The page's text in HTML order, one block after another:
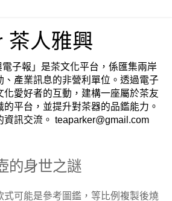
茶人雅興
電子報」是茶文化平台，係匯集兩岸
、產業訊息的非營利單位。透過電子
化愛好者的互動，建構一座屬於茶友
平台，並提升對茶器的品鑑能力。
資訊交流。 teaparker@gmail.com
的身世之謎
式可能是參考圖鑑，等比例複製後燒